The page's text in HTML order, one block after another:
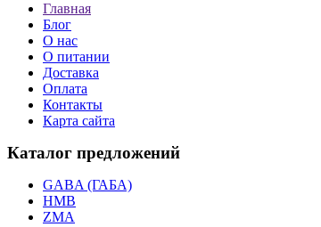
Главная
Блог
О нас
О питании
Доставка
Оплата
Контакты
Карта сайта
Каталог предложений
GABA (ГАБА)
HMB
ZMA